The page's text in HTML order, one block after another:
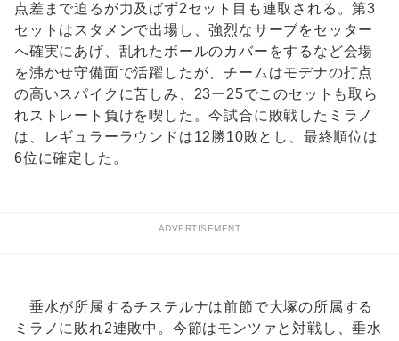
点差まで迫るが力及ばず2セット目も連取される。第3
セットはスタメンで出場し、強烈なサーブをセッター
へ確実にあげ、乱れたボールのカバーをするなど会場
を沸かせ守備面で活躍したが、チームはモデナの打点
の高いスパイクに苦しみ、23ー25でこのセットも取ら
れストレート負けを喫した。今試合に敗戦したミラノ
は、レギュラーラウンドは12勝10敗とし、最終順位は
6位に確定した。
ADVERTISEMENT
垂水が所属するチステルナは前節で大塚の所属する
ミラノに敗れ2連敗中。今節はモンツァと対戦し、垂水